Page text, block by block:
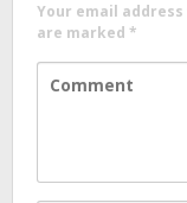
Your email
are marked *